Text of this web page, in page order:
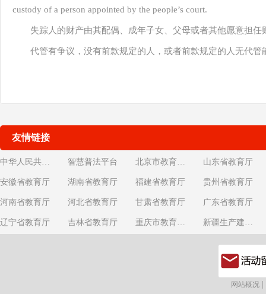
custody of a person appointed by the people’s court.
失踪人的财产由其配偶、成年子女、父母或者其他愿意担任
代管有争议，没有前款规定的人，或者前款规定的人无代
友情链接
中华人民共和国教育部 智慧普法平台 北京市教育委员会 山东省教育厅
安徽省教育厅 湖南省教育厅 福建省教育厅 贵州省教育厅
河南省教育厅 河北省教育厅 甘肃省教育厅 广东省教育厅
辽宁省教育厅 吉林省教育厅 重庆市教育委员会 新疆生产建设兵团教育局
网站概况